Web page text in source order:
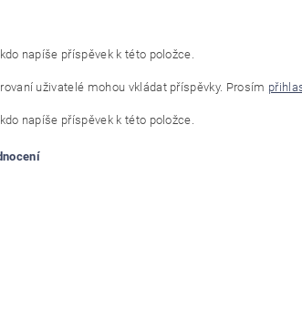
napíše příspěvek k této položce.
uživatelé mohou vkládat příspěvky. Prosím
napíše příspěvek k této položce.